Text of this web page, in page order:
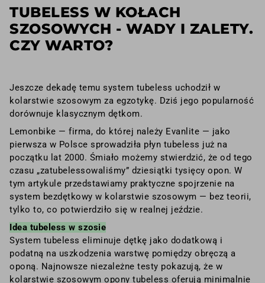
TUBELESS W KOŁACH
SZOSOWYCH - WADY I ZALETY.
CZY WARTO?
Jeszcze dekadę temu system tubeless uchodził w
kolarstwie szosowym za egzotykę. Dziś jego popularność
dorównuje klasycznym dętkom.
Lemonbike — firma, do której należy Evanlite — jako
pierwsza w Polsce sprowadziła płyn tubeless już na
początku lat 2000. Śmiało możemy stwierdzić, że od tego
czasu „zatubelessowaliśmy” dziesiątki tysięcy opon. W
tym artykule przedstawiamy praktyczne spojrzenie na
system bezdętkowy w kolarstwie szosowym — bez teorii,
tylko to, co potwierdziło się w realnej jeździe.
Idea tubeless w szosie
System tubeless eliminuje dętkę jako dodatkową i
podatną na uszkodzenia warstwę pomiędzy obręczą a
oponą. Najnowsze niezależne testy pokazują, że w
kolarstwie szosowym opony tubeless oferują minimalnie